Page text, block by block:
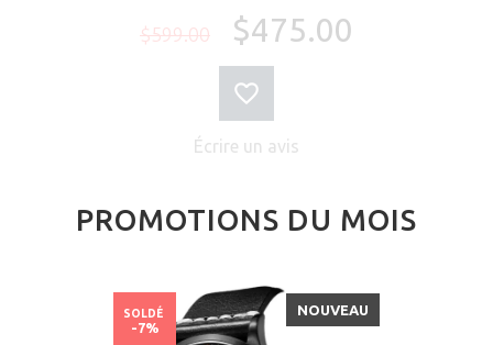
$599.00 $475.00
Écrire un avis
PROMOTIONS DU MOIS
NOUVEAU
SOLDÉ
-7%